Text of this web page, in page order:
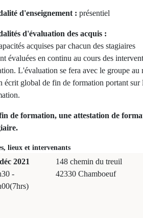
d'enseignement : présentiel
d'évaluation des acquis :
acquises par chacun des stagiaires
évaluées en continu au cours des
L'évaluation se fera avec le groupe au
écrit global de fin de formation portant sur
de formation, une attestation de
lieux et intervenants
2021
-
148 chemin du treuil
42330 Chamboeuf